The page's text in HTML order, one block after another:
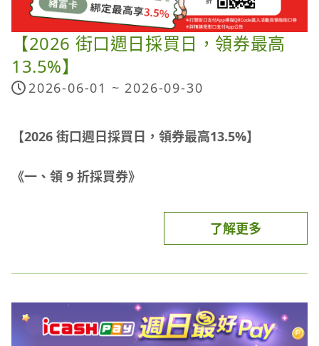
每一icash Pay用戶活動期間限回饋1次(回饋上限
1,000點)
每一icash Pay用戶消費金額，不得跨月累計計算
第一銀行：icash聯名卡適用(不含宜蘭認同卡)，需登
上限1,000點
月限登錄200名，每一icash Pay用戶每月回饋上限
OPENPOINT點數折抵、通路活動折抵金額)。如交易
經取消、退貨及退款，將不予贈點，若於活動贈點發
送後退貨(包含部分退貨)，將會扣回以該筆交易計算
之全額點數。
業者現場公告為準。如通路門市於部份百貨或商場內
筆交易不適用本活動。是否符合本活動回饋通路，以
序、作業時間)可能影響本活動點數之計算判斷，如
因此而影響所獲得之點數，不另外進行點數回補。
每月最後一週使用期限至當月最後一天，如：
2026/7/27 (一) 至7/31 (五) 為當月最後一週 ，優惠
券僅可使用至7/31 (五)
每週優惠券數量有限，領完為止；且優惠折抵名額採
告」；若名額已滿，LINE Pay 刷卡頁面將顯示「優
【2026 街口週日採買日，領券最高
13.5%】
2026-06-01 ~ 2026-09-30
【2026 街口週日採買日，領券最高13.5%】
《一、領 9 折採買券》
2026/2/8 ~ 2026/6/30期間內每週日
於街口支付 App 活動頁領取每週一之「街口券」，
款，單筆消費滿 $250 享 9 折，最高可折 $25。(每人
每券限使用一次，先折先贏)
領券時間：2026/6/1(三) - 9/30(三) 每月 1 號開放領
了解更多